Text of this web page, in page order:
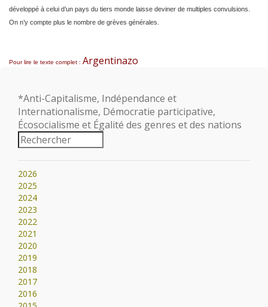
développé à celui d’un pays du tiers monde laisse deviner de multiples convulsions.
On n’y compte plus le nombre de grèves générales.
Pour lire le texte complet : Argentinazo
*Anti-Capitalisme, Indépendance et
Internationalisme, Démocratie participative,
Écosocialisme et Égalité des genres et des nations
2026
2025
2024
2023
2022
2021
2020
2019
2018
2017
2016